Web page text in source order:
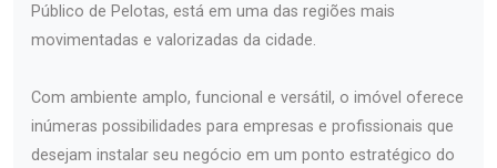
Público de Pelotas, está em uma das regiões mais
movimentadas e valorizadas da cidade.
Com ambiente amplo, funcional e versátil, o imóvel oferece
inúmeras possibilidades para empresas e profissionais que
desejam instalar seu negócio em um ponto estratégico do